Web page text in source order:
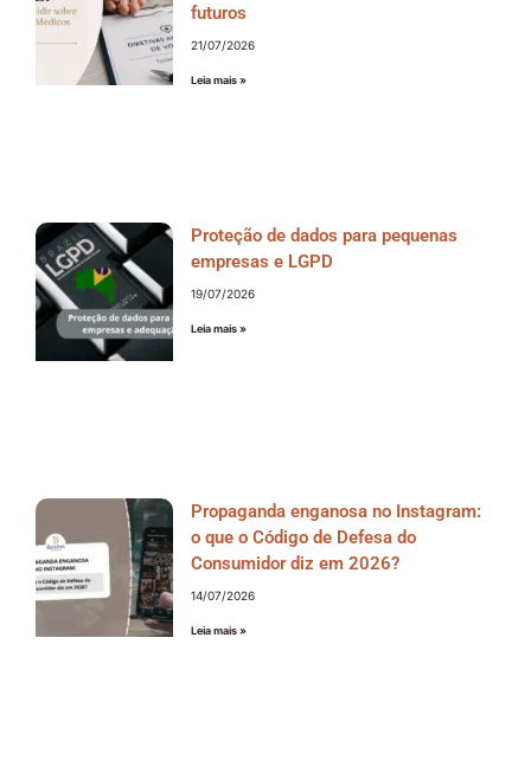
futuros
21/07/2026
Leia mais »
Proteção de dados para pequenas
empresas e LGPD
19/07/2026
Leia mais »
Propaganda enganosa no Instagram:
o que o Código de Defesa do
Consumidor diz em 2026?
14/07/2026
Leia mais »